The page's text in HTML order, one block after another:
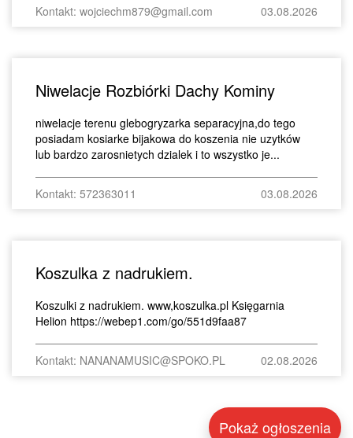
Kontakt: wojciechm879@gmail.com 03.08.2026
Niwelacje Rozbiórki Dachy Kominy
niwelacje terenu glebogryzarka separacyjna,do tego
posiadam kosiarke bijakowa do koszenia nie uzytków
lub bardzo zarosnietych dzialek i to wszystko je...
Kontakt: 572363011 03.08.2026
Koszulka z nadrukiem.
Koszulki z nadrukiem. www,koszulka.pl Księgarnia
Helion https://webep1.com/go/551d9faa87
Kontakt: NANANAMUSIC@SPOKO.PL 02.08.2026
Pokaż ogłoszenia